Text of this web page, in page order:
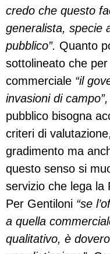
credo che questo
generalista, specie
pubblico”. Quanto
sottolineato che
commerciale “il
invasioni di campo”,
pubblico bisogna
criteri di
gradimento ma
questo senso si
servizio che lega la
Per Gentiloni “se
a quella
qualitativo, è